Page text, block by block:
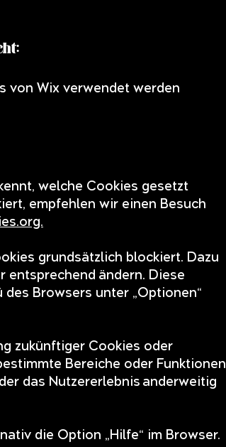
von Wix verwendet werden
welche Cookies gesetzt
empfehlen wir einen Besuch
grundsätzlich blockiert. Dazu
entsprechend ändern. Diese
Browsers unter „Optionen“
zukünftiger Cookies oder
Bereiche oder Funktionen
das Nutzererlebnis anderweitig
die Option „Hilfe“ im Browser.